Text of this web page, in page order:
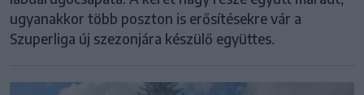
ugyanakkor több poszton is erősítésekre vár a
Szuperliga új szezonjára készülő együttes.